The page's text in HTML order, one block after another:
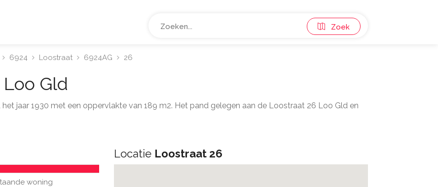
Zoek
6924 Loostraat 6924AG 26
Loo Gld
jaar 1930 met een oppervlakte van 189 m2. Het pand gelegen aan de Loostraat 26 Loo Gld en
woning
Locatie Loostraat 26